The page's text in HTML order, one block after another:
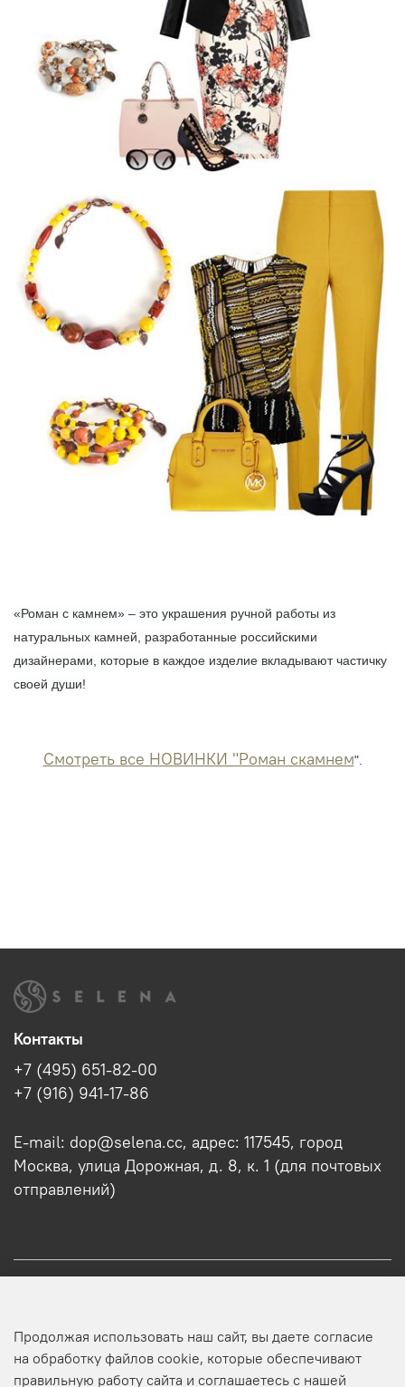
«Роман с камнем» – это украшения ручной работы из
натуральных камней, разработанные российскими
дизайнерами, которые в каждое изделие вкладывают частичку
своей души!
Смотреть все НОВИНКИ "Роман скамнем".
Оптовикам
Контакты
+7 (495) 651-82-00
+7 (916) 941-17-86
E-mail: dop@selena.cc, адрес: 117545, город
Москва, улица Дорожная, д. 8, к. 1 (для почтовых
отправлений)
Продолжая использовать наш сайт, вы даете согласие
на обработку файлов cookie, которые обеспечивают
правильную работу сайта и соглашаетесь с нашей